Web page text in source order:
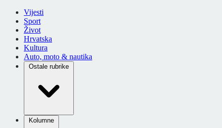
Vijesti
Sport
Život
Hrvatska
Kultura
Auto, moto & nautika
Ostale rubrike
Kolumne